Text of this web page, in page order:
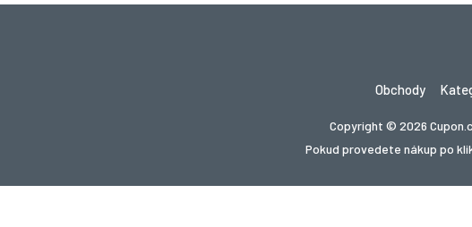
Obchody
Copyright © 2026
Pokud provedete nákup po